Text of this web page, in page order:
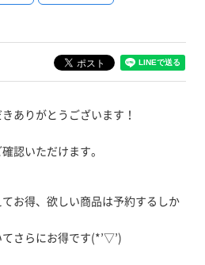
ありがとうございます！
認いただけます。
お得、欲しい商品は予約するしか
さらにお得です(*’▽’)